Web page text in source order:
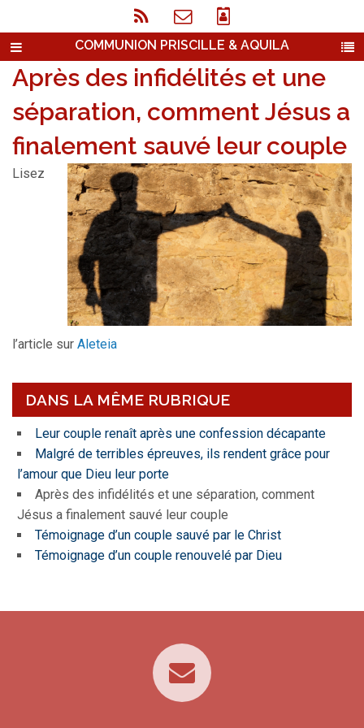
COMMUNION PRISCILLE & AQUILA
Après des infidélités et une
séparation, comment Jésus a
finalement sauvé leur couple
Lisez
l’article sur Aleteia
DANS LA MÊME RUBRIQUE
Leur couple renaît après une confession décapante
Malgré de terribles épreuves, ils rendent grâce pour
l’amour que Dieu leur porte
Après des infidélités et une séparation, comment
Jésus a finalement sauvé leur couple
Témoignage d’un couple sauvé par le Christ
Témoignage d’un couple renouvelé par Dieu